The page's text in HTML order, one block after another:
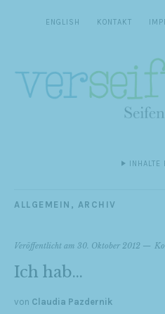
ENGLISH KONTAKT
INHALTE
ALLGEMEIN , ARCHIV
Veröffentlicht am 30. Oktober 2012
Ich hab…
von Claudia Pazdernik